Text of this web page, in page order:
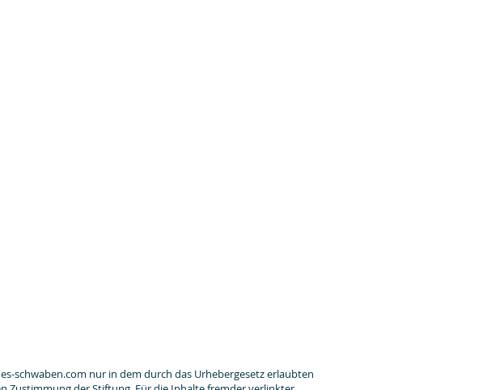
schwaben.com nur in dem durch das Urhebergesetz erlaubten